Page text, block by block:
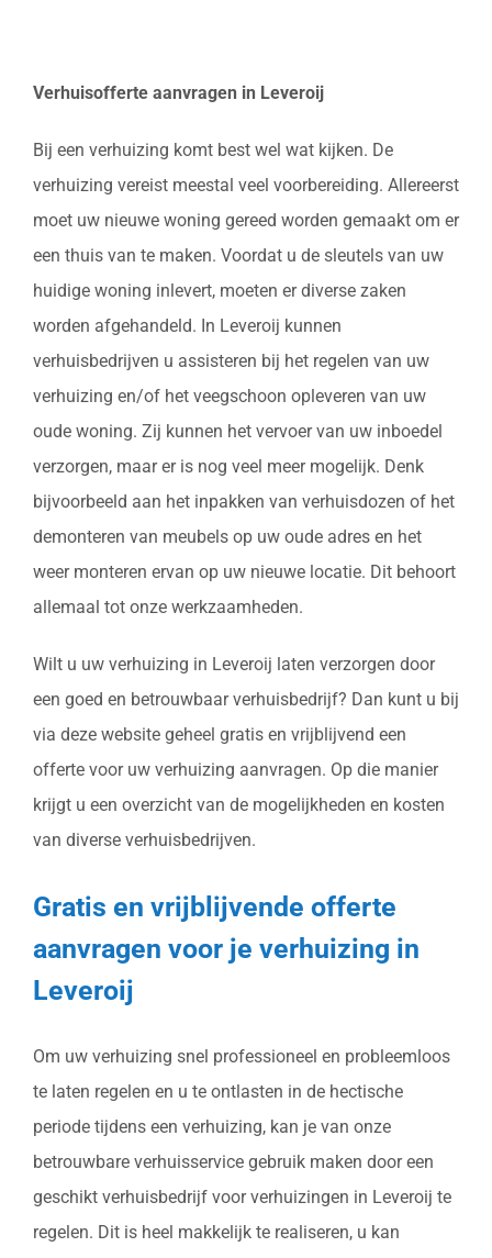
Verhuisofferte aanvragen in Leveroij
Bij een verhuizing komt best wel wat kijken. De
verhuizing vereist meestal veel voorbereiding. Allereerst
moet uw nieuwe woning gereed worden gemaakt om er
een thuis van te maken. Voordat u de sleutels van uw
huidige woning inlevert, moeten er diverse zaken
worden afgehandeld. In Leveroij kunnen
verhuisbedrijven u assisteren bij het regelen van uw
verhuizing en/of het veegschoon opleveren van uw
oude woning. Zij kunnen het vervoer van uw inboedel
verzorgen, maar er is nog veel meer mogelijk. Denk
bijvoorbeeld aan het inpakken van verhuisdozen of het
demonteren van meubels op uw oude adres en het
weer monteren ervan op uw nieuwe locatie. Dit behoort
allemaal tot onze werkzaamheden.
Wilt u uw verhuizing in Leveroij laten verzorgen door
een goed en betrouwbaar verhuisbedrijf? Dan kunt u bij
via deze website geheel gratis en vrijblijvend een
offerte voor uw verhuizing aanvragen. Op die manier
krijgt u een overzicht van de mogelijkheden en kosten
van diverse verhuisbedrijven.
Gratis en vrijblijvende offerte
aanvragen voor je verhuizing in
Leveroij
Om uw verhuizing snel professioneel en probleemloos
te laten regelen en u te ontlasten in de hectische
periode tijdens een verhuizing, kan je van onze
betrouwbare verhuisservice gebruik maken door een
geschikt verhuisbedrijf voor verhuizingen in Leveroij te
regelen. Dit is heel makkelijk te realiseren, u kan